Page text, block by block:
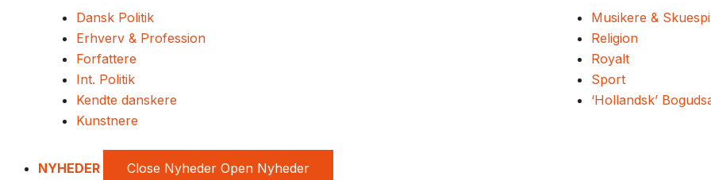
Dansk Politik
Erhverv & Profession
Forfattere
Int. Politik
Kendte danskere
Kunstnere
Musikere &
Religion
Royalt
Sport
‘Hollandsk’
NYHEDER Close Nyheder Open Nyheder